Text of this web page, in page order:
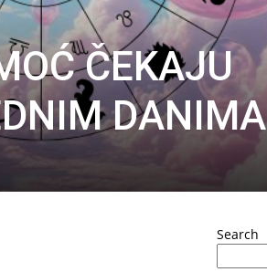
ČEKAJU
DANIMA
Search